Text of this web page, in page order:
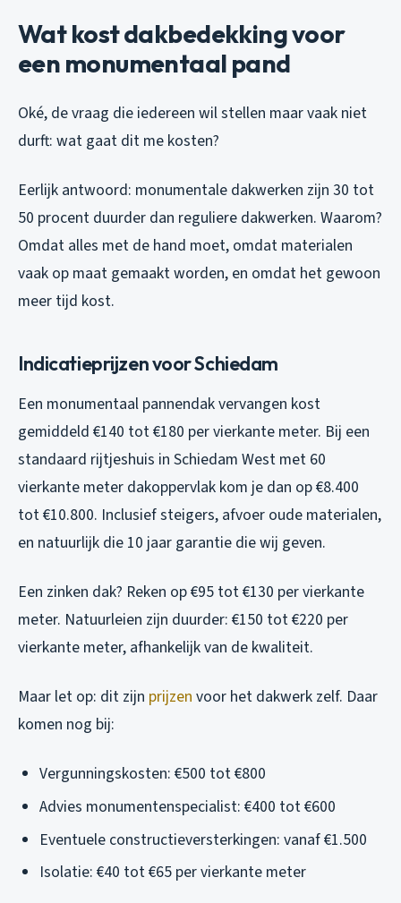
Wat kost dakbedekking voor
een monumentaal pand
Oké, de vraag die iedereen wil stellen maar vaak niet
durft: wat gaat dit me kosten?
Eerlijk antwoord: monumentale dakwerken zijn 30 tot
50 procent duurder dan reguliere dakwerken. Waarom?
Omdat alles met de hand moet, omdat materialen
vaak op maat gemaakt worden, en omdat het gewoon
meer tijd kost.
Indicatieprijzen voor Schiedam
Een monumentaal pannendak vervangen kost
gemiddeld €140 tot €180 per vierkante meter. Bij een
standaard rijtjeshuis in Schiedam West met 60
vierkante meter dakoppervlak kom je dan op €8.400
tot €10.800. Inclusief steigers, afvoer oude materialen,
en natuurlijk die 10 jaar garantie die wij geven.
Een zinken dak? Reken op €95 tot €130 per vierkante
meter. Natuurleien zijn duurder: €150 tot €220 per
vierkante meter, afhankelijk van de kwaliteit.
Maar let op: dit zijn prijzen voor het dakwerk zelf. Daar
komen nog bij:
Vergunningskosten: €500 tot €800
Advies monumentenspecialist: €400 tot €600
Eventuele constructieversterkingen: vanaf €1.500
Isolatie: €40 tot €65 per vierkante meter